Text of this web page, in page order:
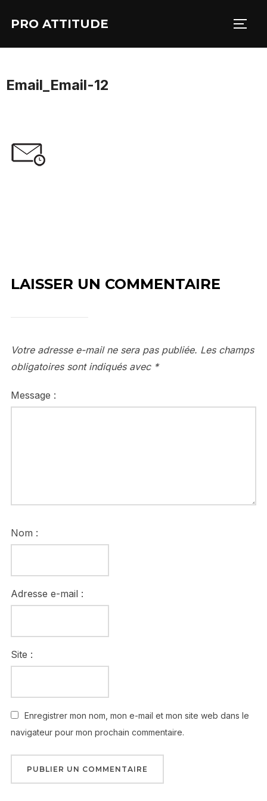
PRO ATTITUDE
Email_Email-12
LAISSER UN COMMENTAIRE
Votre adresse e-mail ne sera pas publiée. Les champs
obligatoires sont indiqués avec *
Message :
Nom :
Adresse e-mail :
Site :
Enregistrer mon nom, mon e-mail et mon site web dans le
navigateur pour mon prochain commentaire.